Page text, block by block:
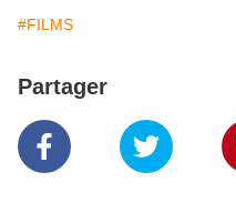
#FILMS
Partager